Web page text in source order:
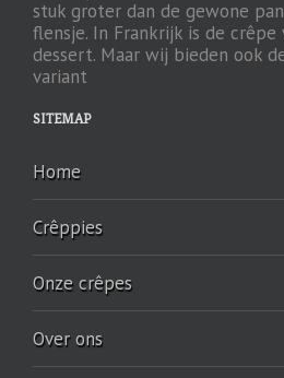
stuk groter dan de gewone
flensje. In Frankrijk is de
dessert. Maar wij bieden ook
variant
SITEMAP
Home
Crêppies
Onze crêpes
Over ons